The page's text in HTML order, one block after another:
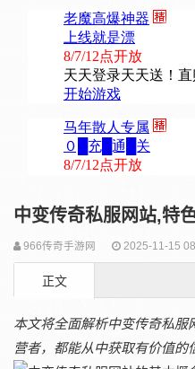
中变传奇私服网站,特
966传奇手游网 2025-11-15
正文
本文将全面解析中变传奇私
营者，都能从中获取有价值的